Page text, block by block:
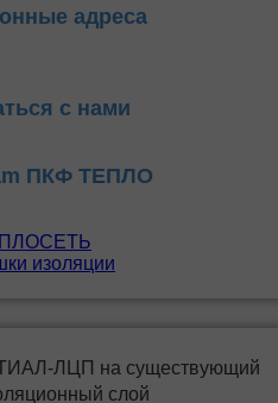
адреса
с нами
ПКФ ТЕПЛО